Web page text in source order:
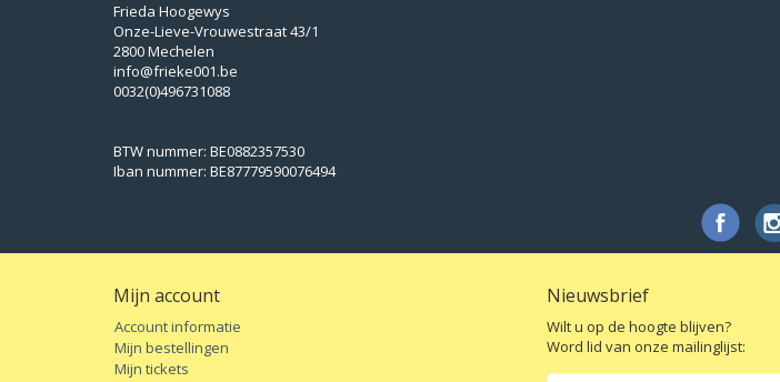
Frieda Hoogewys
Onze-Lieve-Vrouwestraat 43/1
2800 Mechelen
info@frieke001.be
0032(0)496731088
BTW nummer: BE0882357530
Iban nummer: BE87779590076494
Mijn account
Account informatie
Mijn bestellingen
Mijn tickets
Nieuwsbrief
Wilt u op de hoogte blijven?
Word lid van onze mailinglijst: